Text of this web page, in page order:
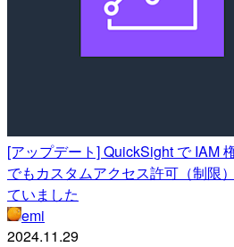
[アップデート] QuickSight で IAM
でもカスタムアクセス許可（制限
ていました
emi
2024.11.29